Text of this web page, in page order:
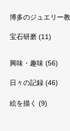
博多のジュエリー
宝石研磨 (11)
興味・趣味 (56)
日々の記録 (46)
絵を描く (9)